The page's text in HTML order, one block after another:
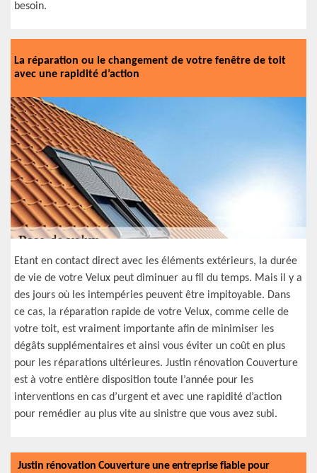
besoin.
La réparation ou le changement de votre fenêtre de toit
avec une rapidité d’action
Etant en contact direct avec les éléments extérieurs, la durée
de vie de votre Velux peut diminuer au fil du temps. Mais il y a
des jours où les intempéries peuvent être impitoyable. Dans
ce cas, la réparation rapide de votre Velux, comme celle de
votre toit, est vraiment importante afin de minimiser les
dégâts supplémentaires et ainsi vous éviter un coût en plus
pour les réparations ultérieures. Justin rénovation Couverture
est à votre entière disposition toute l’année pour les
interventions en cas d’urgent et avec une rapidité d’action
pour remédier au plus vite au sinistre que vous avez subi.
Justin rénovation Couverture une entreprise fiable pour